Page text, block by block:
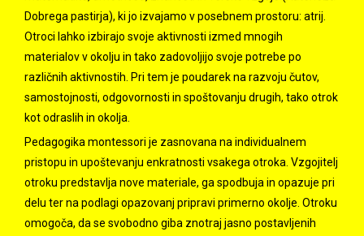
Dobrega pastirja), ki jo izvajamo v posebnem prostoru: atrij.
Otroci lahko izbirajo svoje aktivnosti izmed mnogih
materialov v okolju in tako zadovoljijo svoje potrebe po
različnih aktivnostih. Pri tem je poudarek na razvoju čutov,
samostojnosti, odgovornosti in spoštovanju drugih, tako otrok
kot odraslih in okolja.
Pedagogika montessori je zasnovana na individualnem
pristopu in upoštevanju enkratnosti vsakega otroka. Vzgojitelj
otroku predstavlja nove materiale, ga spodbuja in opazuje pri
delu ter na podlagi opazovanj pripravi primerno okolje. Otroku
omogoča, da se svobodno giba znotraj jasno postavljenih